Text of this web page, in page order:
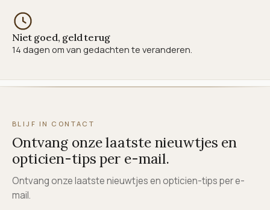
Niet goed, geld terug
14 dagen om van gedachten te veranderen.
BLIJF IN CONTACT
Ontvang onze laatste nieuwtjes en
opticien-tips per e-mail.
Ontvang onze laatste nieuwtjes en opticien-tips per e-
mail.